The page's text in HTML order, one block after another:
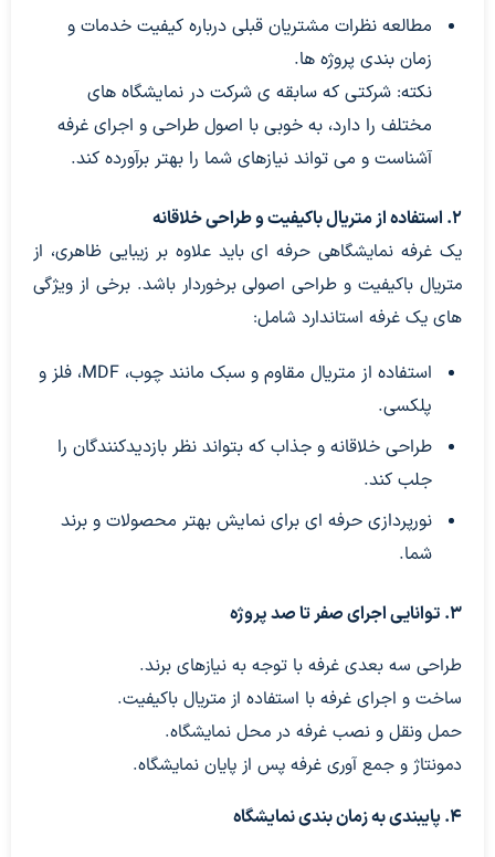
مطالعه نظرات مشتریان قبلی درباره کیفیت خدمات و
زمان بندی پروژه ها.
نکته: شرکتی که سابقه ی شرکت در نمایشگاه های
مختلف را دارد، به خوبی با اصول طراحی و اجرای غرفه
آشناست و می تواند نیازهای شما را بهتر برآورده کند.
2. استفاده از متریال باکیفیت و طراحی خلاقانه
یک غرفه نمایشگاهی حرفه ای باید علاوه بر زیبایی ظاهری، از
متریال باکیفیت و طراحی اصولی برخوردار باشد. برخی از ویژگی
های یک غرفه استاندارد شامل:
استفاده از متریال مقاوم و سبک مانند چوب، MDF، فلز و
پلکسی.
طراحی خلاقانه و جذاب که بتواند نظر بازدیدکنندگان را
جلب کند.
نورپردازی حرفه ای برای نمایش بهتر محصولات و برند
شما.
۳. توانایی اجرای صفر تا صد پروژه
طراحی سه بعدی غرفه با توجه به نیازهای برند.
ساخت و اجرای غرفه با استفاده از متریال باکیفیت.
حمل ونقل و نصب غرفه در محل نمایشگاه.
دمونتاژ و جمع آوری غرفه پس از پایان نمایشگاه.
۴. پایبندی به زمان بندی نمایشگاه